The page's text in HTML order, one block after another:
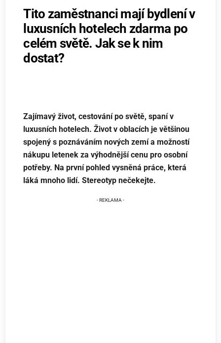
Tito zaměstnanci mají bydlení v
luxusních hotelech zdarma po
celém světě. Jak se k nim
dostat?
Zajímavý život, cestování po světě, spaní v
luxusních hotelech. Život v oblacích je většinou
spojený s poznáváním nových zemí a možností
nákupu letenek za výhodnější cenu pro osobní
potřeby. Na první pohled vysněná práce, která
láká mnoho lidí. Stereotyp nečekejte.